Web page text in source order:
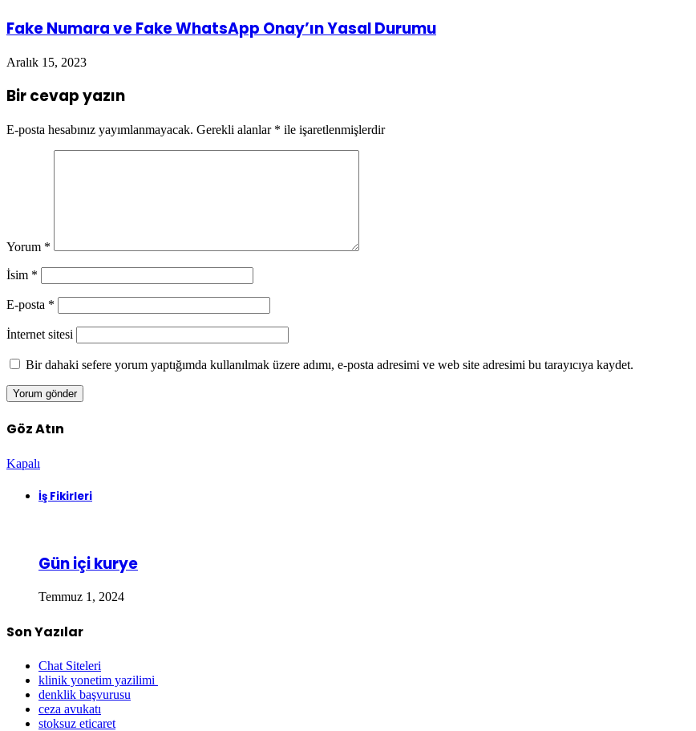
Fake Numara ve Fake WhatsApp Onay’ın Yasal Durumu
Aralık 15, 2023
Bir cevap yazın
E-posta hesabınız yayımlanmayacak. Gerekli alanlar * ile işaretlenmişlerdir
Yorum *
İsim *
E-posta *
İnternet sitesi
Bir dahaki sefere yorum yaptığımda kullanılmak üzere adımı, e-posta adresimi ve web site adresimi bu tarayıcıya kaydet.
Göz Atın
Kapalı
İş Fikirleri
Gün içi kurye
Temmuz 1, 2024
Son Yazılar
Chat Siteleri
klinik yonetim yazilimi
denklik başvurusu
ceza avukatı
stoksuz eticaret